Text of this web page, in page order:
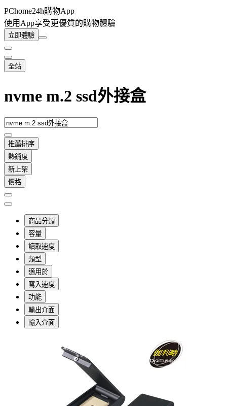
PChome24h購物App
使用App享受更優質的購物體驗
立即體驗
全站
nvme m.2 ssd外接盒
推薦排序
熱銷度
新上架
價格
商品分類
容量
讀取速度
類型
適用於
寫入速度
功能
輸出介面
輸入介面